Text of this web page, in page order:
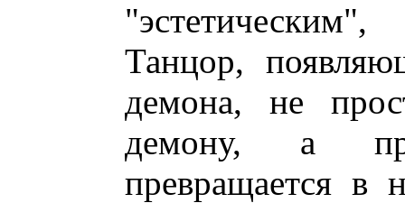
Танцор,
демона, не
демону, а
превращается в